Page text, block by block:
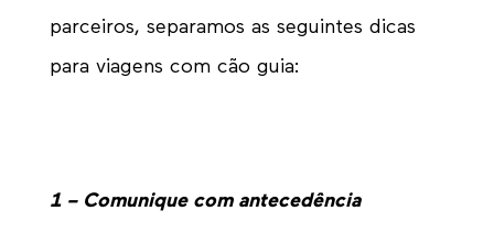
parceiros, separamos as seguintes dicas
para viagens com cão guia:
1 – Comunique com antecedência